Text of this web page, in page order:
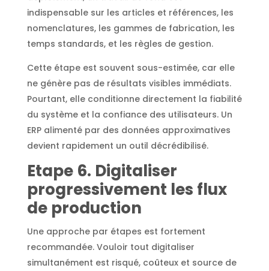
indispensable sur les articles et références, les
nomenclatures, les gammes de fabrication, les
temps standards, et les règles de gestion.
Cette étape est souvent sous-estimée, car elle
ne génère pas de résultats visibles immédiats.
Pourtant, elle conditionne directement la fiabilité
du système et la confiance des utilisateurs. Un
ERP alimenté par des données approximatives
devient rapidement un outil décrédibilisé.
Etape 6. Digitaliser
progressivement les flux
de production
Une approche par étapes est fortement
recommandée. Vouloir tout digitaliser
simultanément est risqué, coûteux et source de